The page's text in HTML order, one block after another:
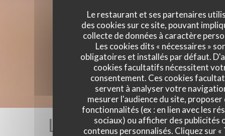
Le restaurant et ses partenaires
des cookies sur ce site, pouvant
collecte de données à caractère
Les cookies dits « nécessaires »
obligatoires et installés par défaut.
cookies facultatifs nécessitent
consentement. Ces cookies
servent à analyser votre
mesurer l'audience du site, proposer
fonctionnalités (ex : en lien avec les
sociaux) ou afficher des publicités
contenus personnalisés. Cliquez sur «
Les avis de nos clients